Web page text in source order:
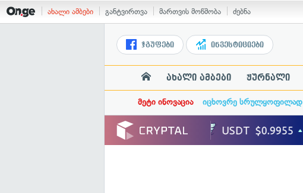
ახალი ამბები განტვირთვა მართვის მოწმობა ძებნა
ჯგუფები ინვესტიციები
ახალი ამბები ჟურნალი
მეტი ინოვაცია იცხოვრე სრულყოფილად